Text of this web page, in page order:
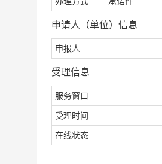
申请人（单位）信息
申报人
受理信息
服务窗口
受理时间
在线状态